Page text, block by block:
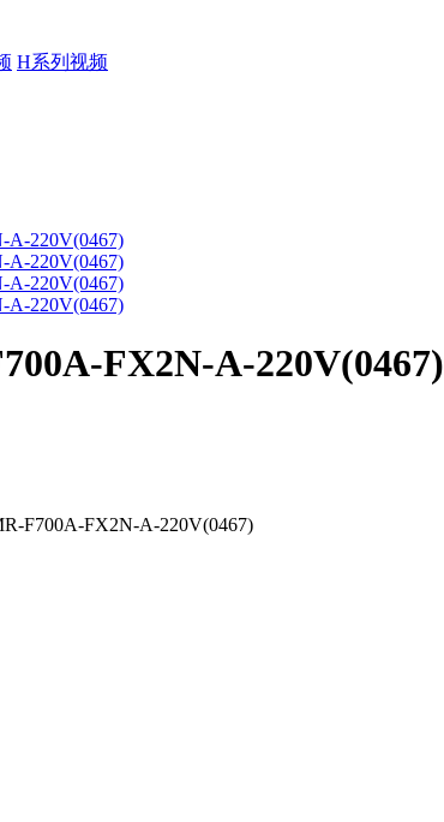
H系列视频
FX2N-A-220V(0467)
F700A-FX2N-A-220V(0467)